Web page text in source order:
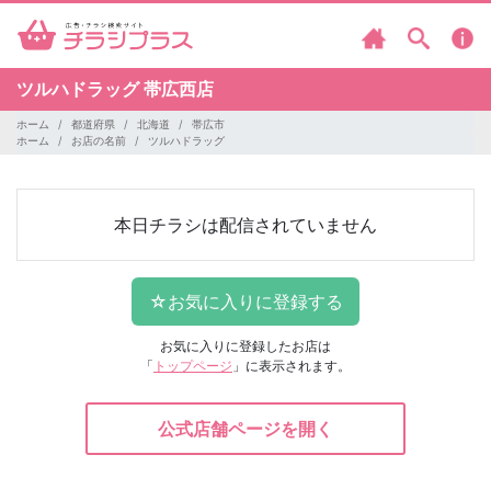
ツルハドラッグ帯広西店
ホーム 都道府県 北海道
帯広市
ホーム
お店の名前 ツルハドラッグ
本日チラシは配信されていません
お気に入りに登録したお店は
「 トップページ 」に表示されます。
公式店舗ページを開く